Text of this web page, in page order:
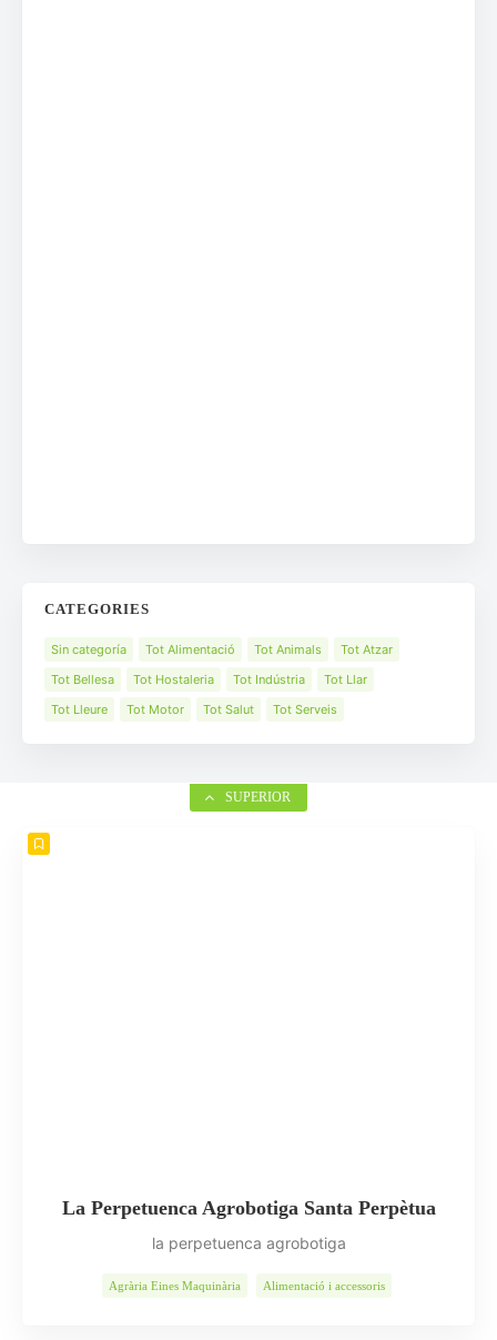
CATEGORIES
Sin categoría Tot Alimentació Tot Animals
Tot Atzar
Tot Bellesa
Tot Hostaleria Tot Indústria
Tot Llar
Tot Lleure
Tot Motor Tot Salut Tot Serveis
SUPERIOR
La Perpetuenca Agrobotiga Santa Perpètua
la perpetuenca agrobotiga
Agrària Eines Maquinària Alimentació i accessoris